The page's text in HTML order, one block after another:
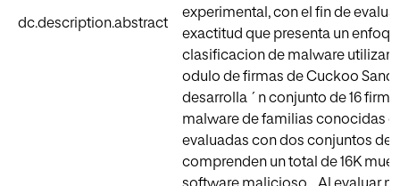
dc.description.abstract
experimental, con el fin de
exactitud que presenta un
clasificacion de malware
odulo de firmas de Cuckoo
desarrolla ´ n conjunto de 16
malware de familias conocidas
evaluadas con dos conjuntos de
comprenden un total de 16K